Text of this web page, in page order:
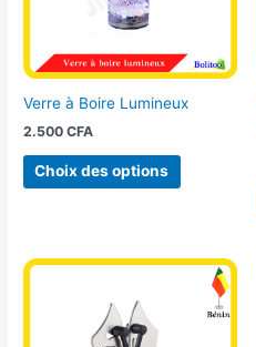
Verre à Boire Lumineux
2.500CFA
Choix des options
être
du